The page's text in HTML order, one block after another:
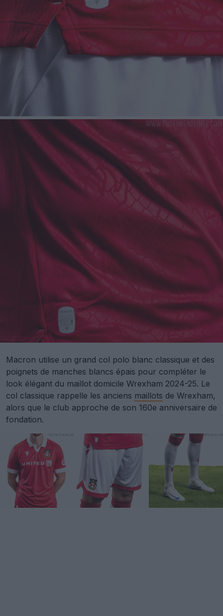
Macron utilise un grand col polo blanc classique et des
poignets de manches blancs épais pour compléter le
look élégant du maillot domicile Wrexham 2024-25. Le
col classique rappelle les anciens maillots de Wrexham,
alors que le club approche de son 160e anniversaire de
fondation.